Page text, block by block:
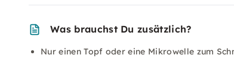
Was brauchst Du zusätzlich?
Nur einen Topf oder eine Mikrowelle zum